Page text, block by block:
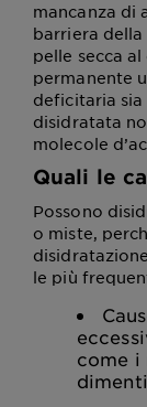
mancanza di
barriera della
pelle secca
permanente
deficitaria
disidratata
molecole
Quali le
Possono
o miste,
le più
come i